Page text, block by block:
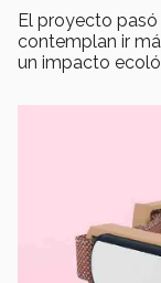
El proyecto
contemplan ir
un impacto